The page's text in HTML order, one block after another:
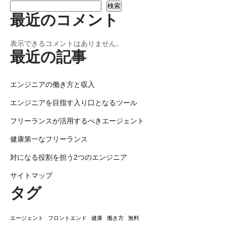
検索
最近のコメント
表示できるコメントはありません。
最近の記事
エンジニアの働き方と収入
エンジニアを目指す入り口となるツール
フリーランスが活用するべきエージェント
健康第一なフリーランス
対になる役割を担う2つのエンジニア
サイトマップ
タグ
エージェント フロントエンド 健康 働き方 無料